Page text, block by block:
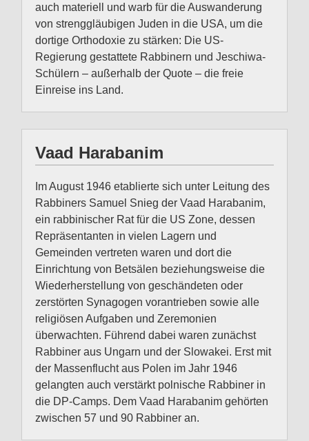
auch materiell und warb für die Auswanderung
von strenggläubigen Juden in die USA, um die
dortige Orthodoxie zu stärken: Die US-
Regierung gestattete Rabbinern und Jeschiwa-
Schülern – außerhalb der Quote – die freie
Einreise ins Land.
Vaad Harabanim
Im August 1946 etablierte sich unter Leitung des
Rabbiners Samuel Snieg der Vaad Harabanim,
ein rabbinischer Rat für die US Zone, dessen
Repräsentanten in vielen Lagern und
Gemeinden vertreten waren und dort die
Einrichtung von Betsälen beziehungsweise die
Wiederherstellung von geschändeten oder
zerstörten Synagogen vorantrieben sowie alle
religiösen Aufgaben und Zeremonien
überwachten. Führend dabei waren zunächst
Rabbiner aus Ungarn und der Slowakei. Erst mit
der Massenflucht aus Polen im Jahr 1946
gelangten auch verstärkt polnische Rabbiner in
die DP-Camps. Dem Vaad Harabanim gehörten
zwischen 57 und 90 Rabbiner an.